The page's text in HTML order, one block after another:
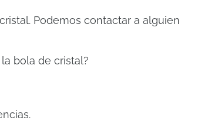
Podemos contactar a alguien
bola de cristal?